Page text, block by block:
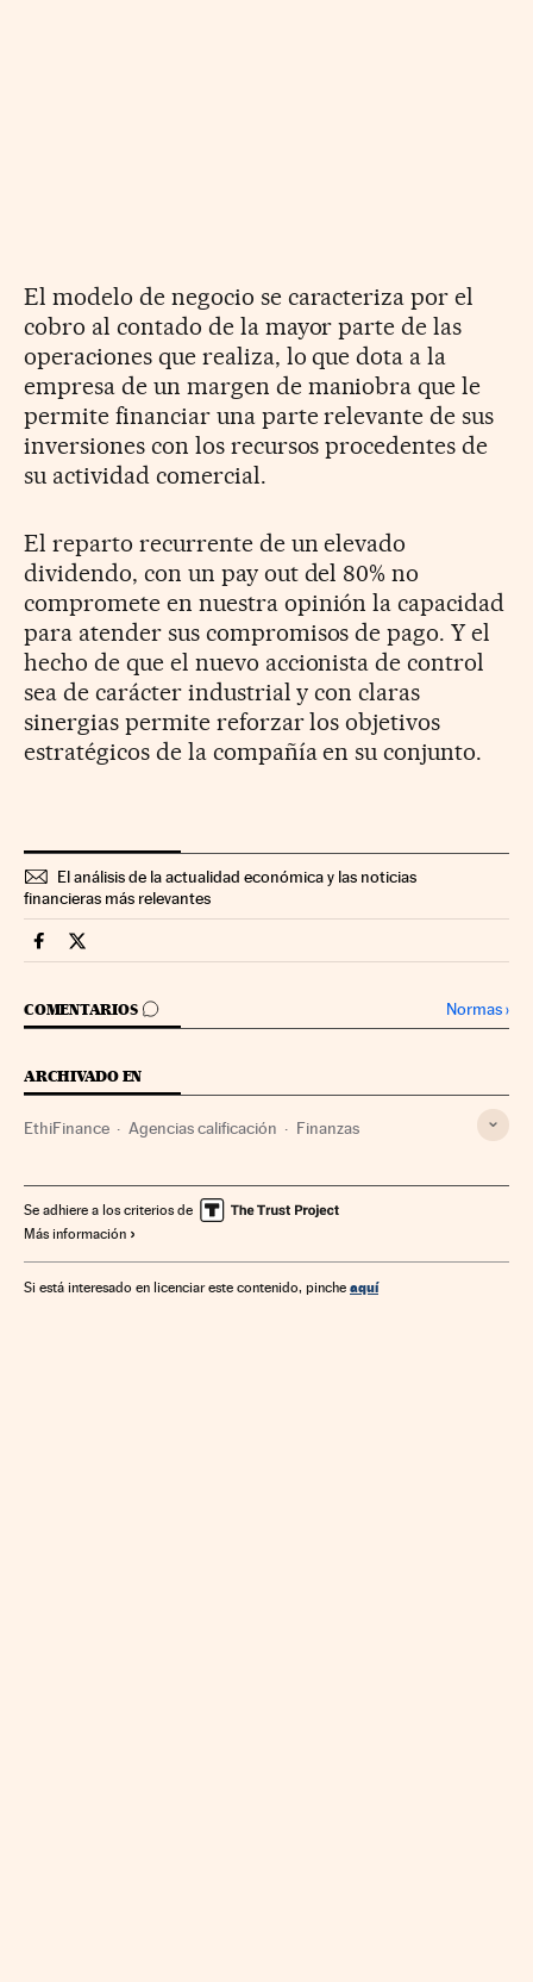
El modelo de negocio se caracteriza por el
cobro al contado de la mayor parte de las
operaciones que realiza, lo que dota a la
empresa de un margen de maniobra que le
permite financiar una parte relevante de sus
inversiones con los recursos procedentes de
su actividad comercial.
El reparto recurrente de un elevado
dividendo, con un pay out del 80% no
compromete en nuestra opinión la capacidad
para atender sus compromisos de pago. Y el
hecho de que el nuevo accionista de control
sea de carácter industrial y con claras
sinergias permite reforzar los objetivos
estratégicos de la compañía en su conjunto.
El análisis de la actualidad económica y las noticias
financieras más relevantes
Companias Cinco Días en Facebook
Companias Cinco Días en Twitter
COMENTARIOS
IR A LOS COMENTARIOS Normas›
ARCHIVADO EN
EthiFinance Agencias calificación Finanzas
Se adhiere a los criterios de
Más información
Si está interesado en licenciar este contenido, pinche aquí